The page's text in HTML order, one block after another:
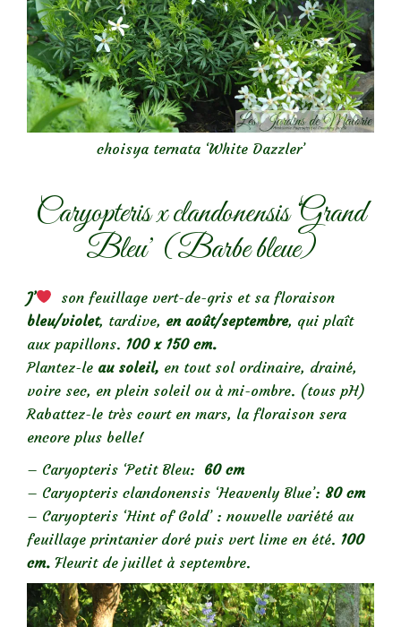
choisya ternata ‘White Dazzler’
Caryopteris x clandonensis ‘Grand
Bleu’ (Barbe bleue)
J’
son feuillage vert-de-gris et sa floraison
bleu/violet, tardive, en août/septembre, qui plaît
aux papillons. 100 x 150 cm.
Plantez-le au soleil, en tout sol ordinaire, drainé,
voire sec, en plein soleil ou à mi-ombre. (tous pH)
Rabattez-le très court en mars, la floraison sera
encore plus belle!
– Caryopteris ‘Petit Bleu: 60 cm
– Caryopteris clandonensis ‘Heavenly Blue’: 80 cm
– Caryopteris ‘Hint of Gold’ : nouvelle variété au
feuillage printanier doré puis vert lime en été. 100
cm. Fleurit de juillet à septembre.